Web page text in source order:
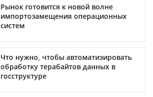
Рынок готовится к новой волне
импортозамещения операционных
систем
Что нужно, чтобы автоматизировать
обработку терабайтов данных в
госструктуре